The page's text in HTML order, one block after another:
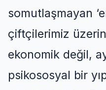
somutlaşmayan ‘
çiftçilerimiz
ekonomik değil,
psikososyal bir